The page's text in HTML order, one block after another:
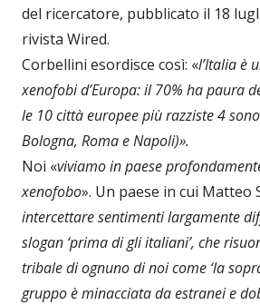
del ricercatore, pubblicato il 18
rivista Wired.
Corbellini esordisce così: «l’Italia è
xenofobi d’Europa: il 70% ha paura
le 10 città europee più razziste 4
Bologna, Roma e Napoli)».
Noi «viviamo in paese
xenofobo». Un paese in cui Matteo
intercettare sentimenti largamente
slogan ‘prima di gli italiani’, che
tribale di ognuno di noi come ‘la
gruppo è minacciata da estranei e